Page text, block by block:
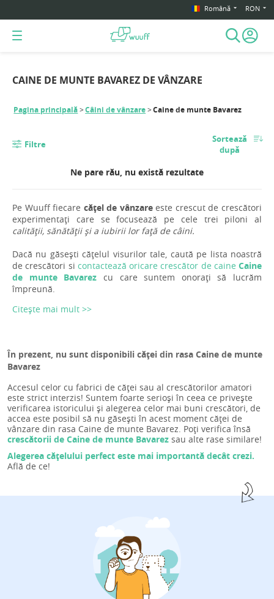
Română RON
CAINE DE MUNTE BAVAREZ DE VÂNZARE
Pagina principală Câini de vânzare Caine de munte Bavarez
Filtre
Sortează
după
Ne pare rău, nu există rezultate
Pe Wuuff fiecare cățel de vânzareeste crescut de crescători
experimentați care se focusează pe cele trei piloni al
calității, sănătății și a iubirii lor față de câini.
Dacă nu găsești cățelul visurilor tale, caută pe lista noastră
de crescători si contactează oricare crescător de caine Caine
de munte Bavarez cu care suntem onorați să lucrăm
împreună.
Citește mai mult >>
În prezent, nu sunt disponibili căței din rasa Caine de munte
Bavarez
Accesul celor cu fabrici de căței sau al crescătorilor amatori
este strict interzis! Suntem foarte serioși în ceea ce privește
verificarea istoricului și alegerea celor mai buni crescători, de
accea este posibil să nu găsești în acest moment căței de
vânzare din rasa Caine de munte Bavarez. Poți verifica însă
crescătorii de Caine de munte Bavarez sau alte rase similare!
Alegerea cățelului perfect este mai importantă decât crezi.
Află de ce!